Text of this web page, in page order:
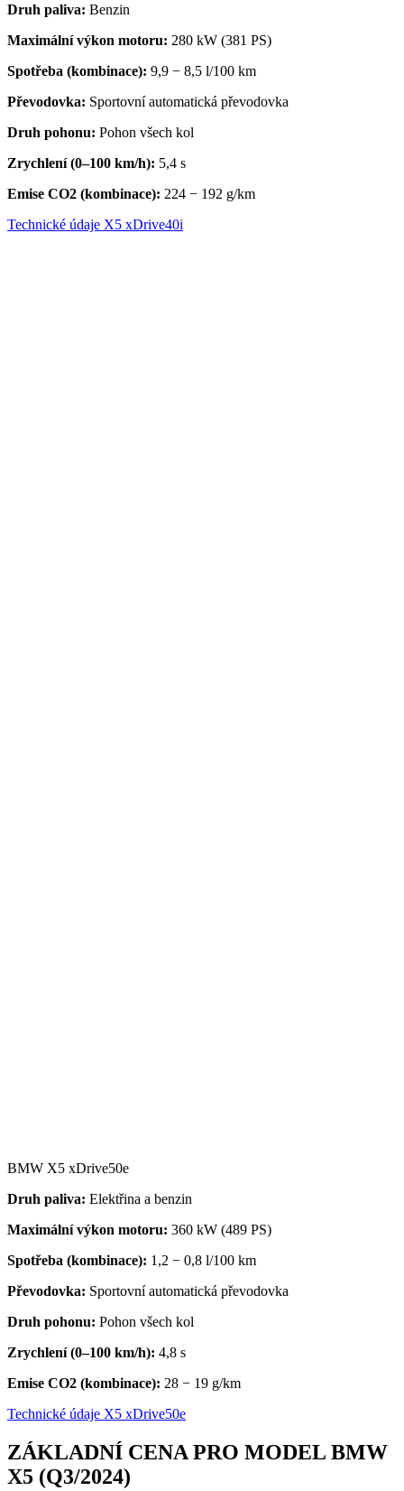
Druh paliva: Benzin
Maximální výkon motoru: 280 kW (381 PS)
Spotřeba (kombinace): 9,9 − 8,5 l/100 km
Převodovka: Sportovní automatická převodovka
Druh pohonu: Pohon všech kol
Zrychlení (0–100 km/h): 5,4 s
Emise CO2 (kombinace): 224 − 192 g/km
Technické údaje X5 xDrive40i
BMW X5 xDrive50e
Druh paliva: Elektřina a benzin
Maximální výkon motoru: 360 kW (489 PS)
Spotřeba (kombinace): 1,2 − 0,8 l/100 km
Převodovka: Sportovní automatická převodovka
Druh pohonu: Pohon všech kol
Zrychlení (0–100 km/h): 4,8 s
Emise CO2 (kombinace): 28 − 19 g/km
Technické údaje X5 xDrive50e
ZÁKLADNÍ CENA PRO MODEL BMW
X5 (Q3/2024)